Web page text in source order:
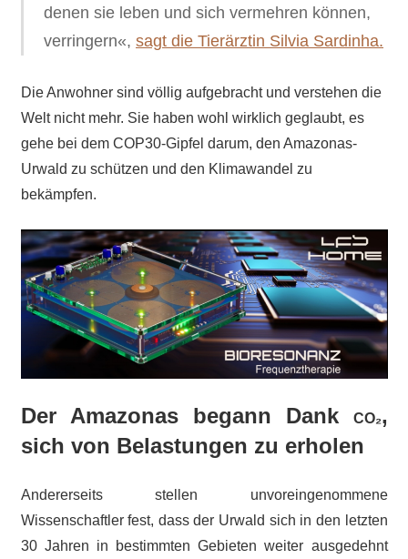
denen sie leben und sich vermehren können,
verringern«, sagt die Tierärztin Silvia Sardinha.
Die Anwohner sind völlig aufgebracht und verstehen die
Welt nicht mehr. Sie haben wohl wirklich geglaubt, es
gehe bei dem COP30-Gipfel darum, den Amazonas-
Urwald zu schützen und den Klimawandel zu
bekämpfen.
Der Amazonas begann Dank CO₂,
sich von Belastungen zu erholen
Andererseits stellen unvoreingenommene
Wissenschaftler fest, dass der Urwald sich in den letzten
30 Jahren in bestimmten Gebieten weiter ausgedehnt